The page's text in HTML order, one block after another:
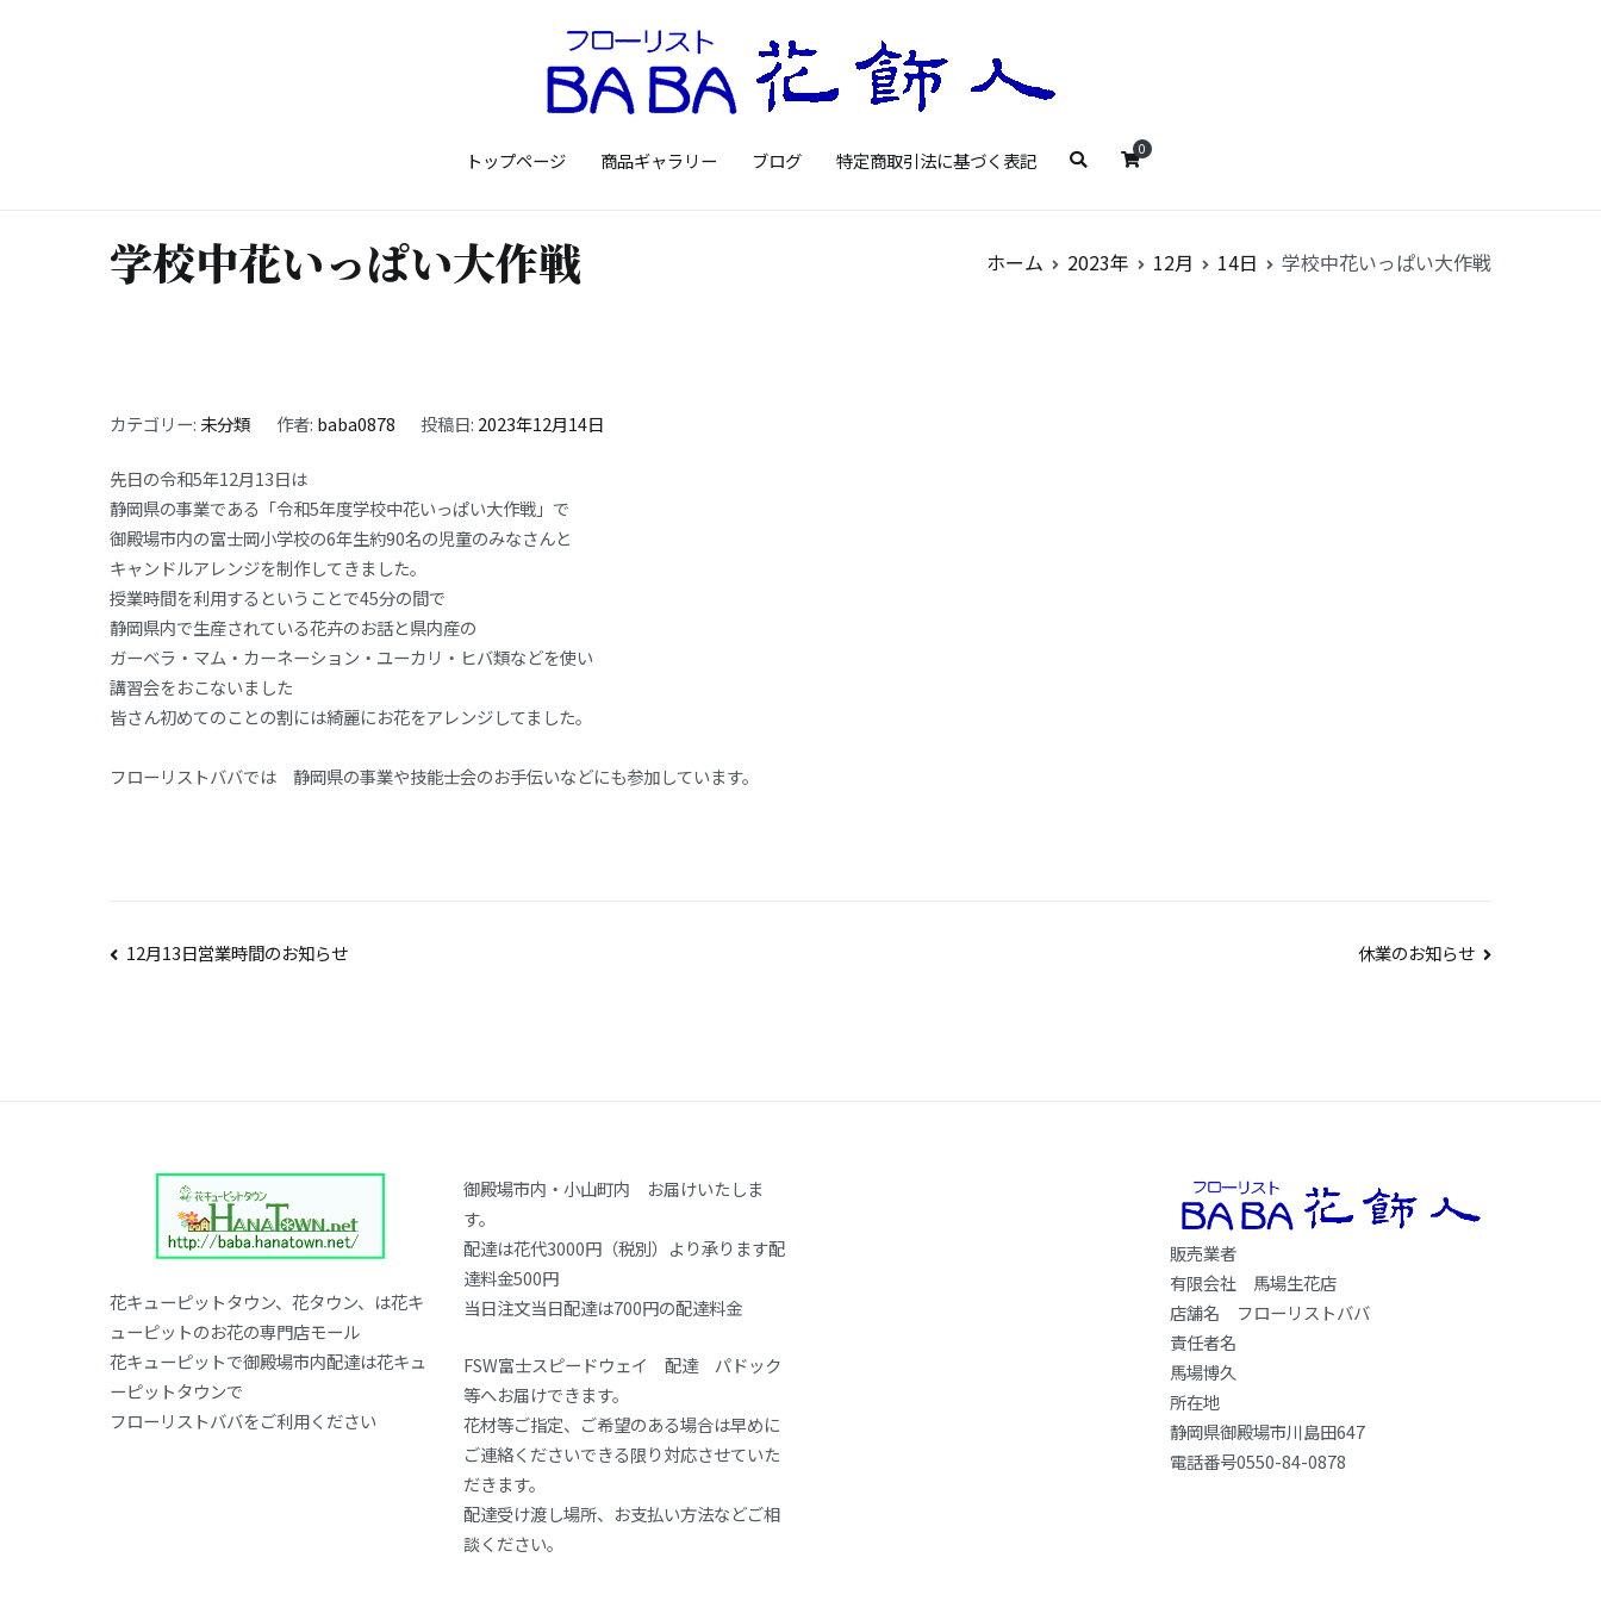
Floristbaba フローリストババ
お花を贈るなら御殿場の花店フローリストババ
トップページ 商品ギャラリー ブログ 特定商取引法に基づく表記 0
学校中花いっぱい大作戦 ホーム 2023年 12月 14日 学校中花いっぱい大作戦
カテゴリー: 未分類 作者: baba0878 投稿日: 2023年12月14日
先日の令和5年12月13日は
静岡県の事業である「令和5年度学校中花いっぱい大作戦」で
御殿場市内の富士岡小学校の6年生約90名の児童のみなさんと
キャンドルアレンジを制作してきました。
授業時間を利用するということで45分の間で
静岡県内で生産されている花卉のお話と県内産の
ガーベラ・マム・カーネーション・ユーカリ・ヒバ類などを使い
講習会をおこないました
皆さん初めてのことの割には綺麗にお花をアレンジしてました。
フローリストババでは 静岡県の事業や技能士会のお手伝いなどにも参加しています。
投
ョ
ン
12月13日営業時間のお知らせ 休業のお知らせ
花キューピットタウン、花タウン、は花キ
ューピットのお花の専門店モール
花キューピットで御殿場市内配達は花キュ
ーピットタウンで
フローリストババをご利用ください
御殿場市内・小山町内 お届けいたしま
す。
配達は花代3000円（税別）より承ります配
達料金500円
当日注文当日配達は700円の配達料金
FSW富士スピードウェイ 配達 パドック
等へお届けできます。
花材等ご指定、ご希望のある場合は早めに
ご連絡くださいできる限り対応させていた
だきます。
配達受け渡し場所、お支払い方法などご相
談ください。
販売業者
有限会社 馬場生花店
店舗名 フローリストババ
責任者名
馬場博久
所在地
静岡県御殿場市川島田647
電話番号0550-84-0878